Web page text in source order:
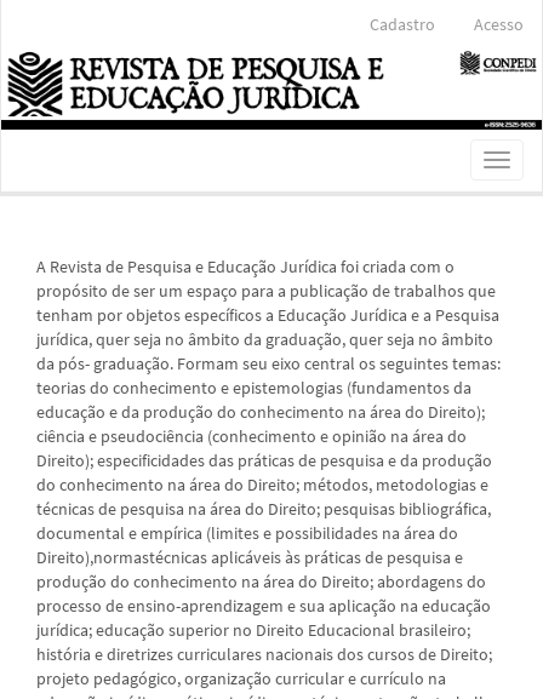
Conteúdo
principal
Barra
Lateral
Cadastro Acesso
Toggle
A Revista de Pesquisa e Educação Jurídica foi criada com o
propósito de ser um espaço para a publicação de trabalhos que
tenham por objetos específicos a Educação Jurídica e a Pesquisa
jurídica, quer seja no âmbito da graduação, quer seja no âmbito
da pós- graduação. Formam seu eixo central os seguintes temas:
teorias do conhecimento e epistemologias (fundamentos da
educação e da produção do conhecimento na área do Direito);
ciência e pseudociência (conhecimento e opinião na área do
Direito); especificidades das práticas de pesquisa e da produção
do conhecimento na área do Direito; métodos, metodologias e
técnicas de pesquisa na área do Direito; pesquisas bibliográfica,
documental e empírica (limites e possibilidades na área do
Direito),normastécnicas aplicáveis às práticas de pesquisa e
produção do conhecimento na área do Direito; abordagens do
processo de ensino-aprendizagem e sua aplicação na educação
jurídica; educação superior no Direito Educacional brasileiro;
história e diretrizes curriculares nacionais dos cursos de Direito;
projeto pedagógico, organização curricular e currículo na